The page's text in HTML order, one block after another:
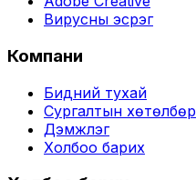
Вирусны эсрэг
Компани
Бидний тухай
Сургалтын хөтөлбөр
Дэмжлэг
Холбоо барих